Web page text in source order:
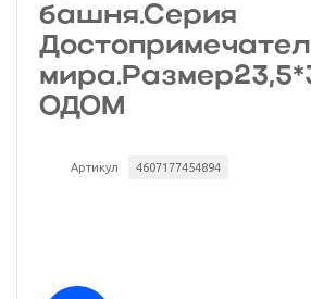
башня.Серия
ОДОМ
Артикул 4607177454894